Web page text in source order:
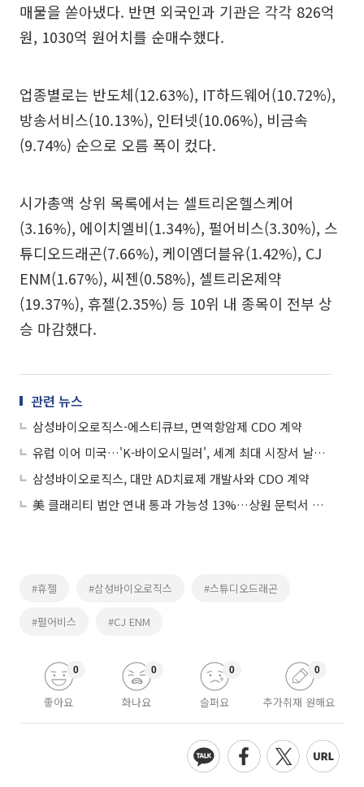
매물을 쏟아냈다. 반면 외국인과 기관은 각각 826억
원, 1030억 원어치를 순매수했다.
업종별로는 반도체(12.63%), IT하드웨어(10.72%),
방송서비스(10.13%), 인터넷(10.06%), 비금속
(9.74%) 순으로 오름 폭이 컸다.
시가총액 상위 목록에서는 셀트리온헬스케어
(3.16%), 에이치엘비(1.34%), 펄어비스(3.30%), 스
튜디오드래곤(7.66%), 케이엠더블유(1.42%), CJ
ENM(1.67%), 씨젠(0.58%), 셀트리온제약
(19.37%), 휴젤(2.35%) 등 10위 내 종목이 전부 상
승 마감했다.
관련 뉴스
삼성바이오로직스-에스티큐브, 면역항암제 CDO 계약
유럽 이어 미국…'K-바이오시밀러', 세계 최대 시장서 날개 펼친다
삼성바이오로직스, 대만 AD치료제 개발사와 CDO 계약
美 클래리티 법안 연내 통과 가능성 13%…상원 문턱서 제동
#휴젤 #삼성바이오로직스 #스튜디오드래곤
#펄어비스 #CJ ENM
좋아요
0
화나요
0
슬퍼요
0
추가취재 원해요
0